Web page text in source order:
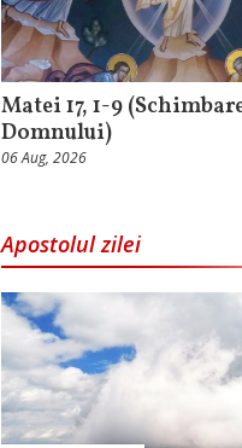
Matei 17, 1-9
Domnului)
06 Aug, 2026
Apostolul zilei